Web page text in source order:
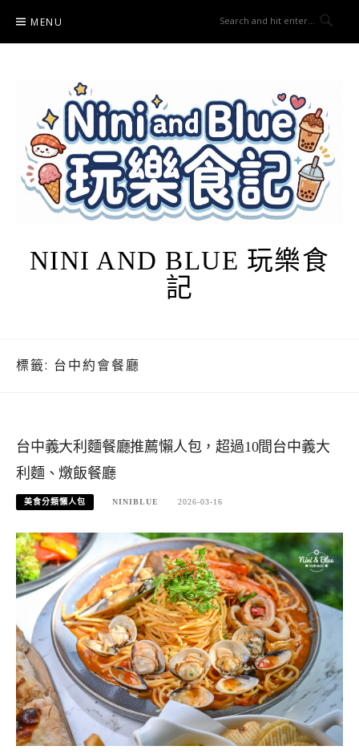
content
MENU
NINI AND BLUE 玩樂食
記
標籤: 台中約會餐廳
台中義大利麵餐廳推薦懶人包，超過10間台中義大
利麵、燉飯餐廳
美食分類懶人包 NINIBLUE 2026-03-16